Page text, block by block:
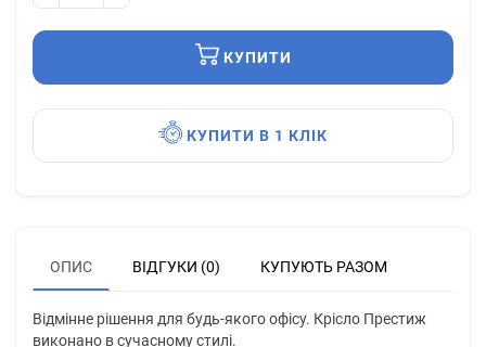
КУПИТИ
КУПИТИ В 1 КЛІК
ОПИС ВІДГУКИ (0) КУПУЮТЬ РАЗОМ
Відмінне рішення для будь-якого офісу. Крісло Престиж
виконано в сучасному стилі.